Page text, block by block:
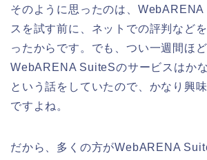
そのように思ったのは、
スを試す前に、ネットでの評判など
ったからです。でも、つい一週間ほ
WebARENA SuiteSのサービスはか
という話をしていたので、かなり興
ですよね。
だから、多くの方がWebARENA